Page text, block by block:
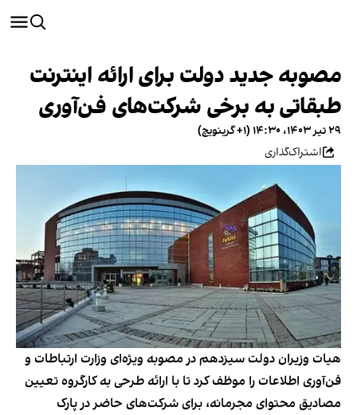
مصوبه جدید دولت برای ارائه اینترنت
طبقاتی به برخی شرکت‌های فن‌آوری
۲۹ تیر ۱۴۰۳، ۱۴:۳۰ (‎+۱ گرینویچ)
اشتراک‌گذاری
هیات وزیران دولت سیزدهم در مصوبه ویژه‌ای وزارت ارتباطات و
فن‌آوری اطلاعات را موظف کرد تا با ارائه طرحی به کارگروه تعیین
مصادیق محتوای مجرمانه، برای شرکت‌های حاضر در پارک